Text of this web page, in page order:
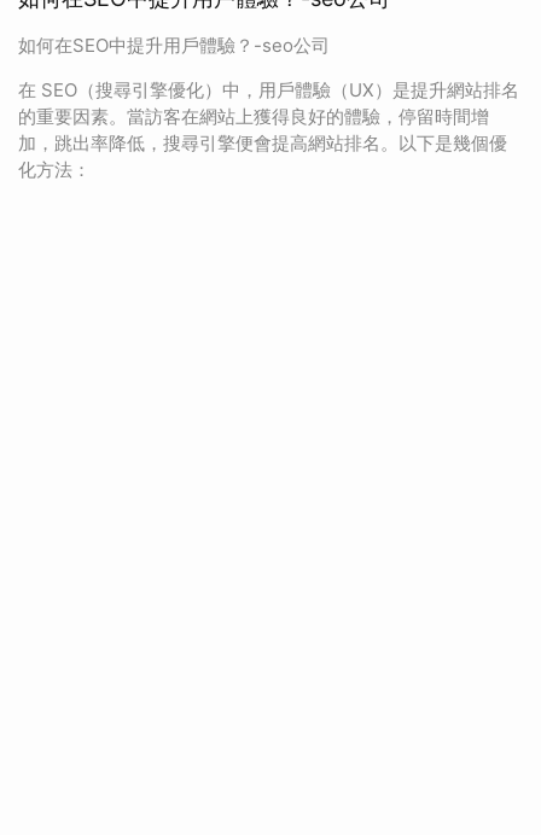
如何在SEO中提升用戶體驗？-seo公司
在 SEO（搜尋引擎優化）中，用戶體驗（UX）是提升網站排名
的重要因素。當訪客在網站上獲得良好的體驗，停留時間增
加，跳出率降低，搜尋引擎便會提高網站排名。以下是幾個優
化方法：